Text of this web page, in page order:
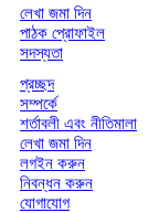
লেখা জমা দিন
পাঠক প্রোফাইল
সদস্যতা
প্রচ্ছদ
সম্পর্কে
শর্তাবলী এবং নীতিমালা
লেখা জমা দিন
লগইন করুন
নিবন্ধন করুন
যোগাযোগ